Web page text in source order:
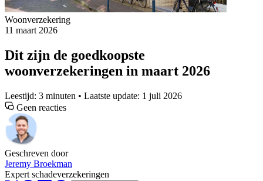
Woonverzekering
11 maart 2026
Dit zijn de goedkoopste
woonverzekeringen in maart 2026
Leestijd: 3 minuten • Laatste update: 1 juli 2026
Geen reacties
Geschreven door
Jeremy Broekman
Expert schadeverzekeringen